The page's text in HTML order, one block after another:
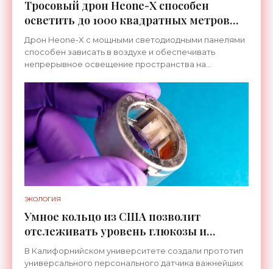
Тросовый дрон Heone-X способен
осветить до 1000 квадратных метров
земли - «Беспилотники»
Дрон Heone-X с мощными светодиодными панелями
способен зависать в воздухе и обеспечивать
непрерывное освещение пространства на
источников света,
ЭКОЛОГИЯ
Умное кольцо из США позволит
отслеживать уровень глюкозы и
многих других веществ в крови -
«Технологии»
В Калифорнийском университете создали прототип
универсального персонального датчика важнейших